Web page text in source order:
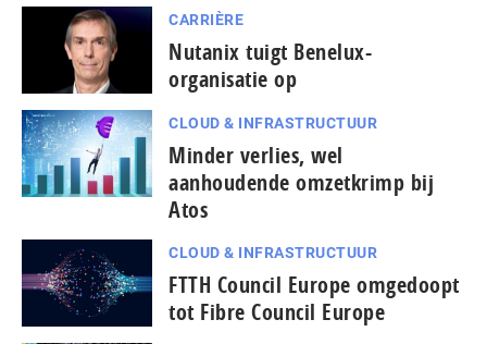
CARRIÈRE
Nutanix tuigt Benelux-
organisatie op
CLOUD & INFRASTRUCTUUR
Minder verlies, wel
aanhoudende omzetkrimp bij
Atos
CLOUD & INFRASTRUCTUUR
FTTH Council Europe omgedoopt
tot Fibre Council Europe